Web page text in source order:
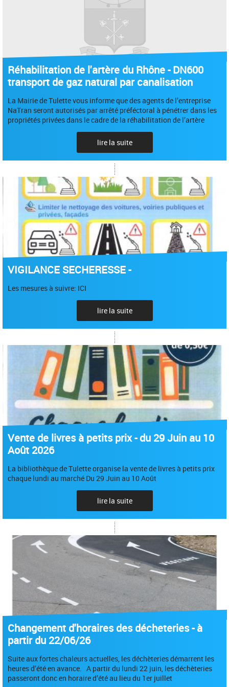
Réhabilitation de l'artère du Rhône - DN600
transport de gaz natural par canalisation
La Mairie de Tulette vous informe que des agents de l’entreprise
NaTran seront autorisés par arrêté préféctoral à pénétrer dans les
propriétés privées dans le cadre de la réhabilitation de l’artère
lire la suite
VIGILANCE SECHERESSE -
Les mesures à suivre: ICI
lire la suite
Vente de livres à petits prix - du 29 Juin au 10
Août 2026
La bibliothèque de Tulette organise la vente de livres à petits prix
chaque lundi au marché Du 29 Juin au 10 Août
lire la suite
Changement d'horaires des décheteries - à
partir du 22/06/26
Suite aux fortes chaleurs actuelles, les déchèteries démarrent les
heures d’été en avance. A partir du lundi 22 juin, les déchèteries
passeront donc en horaire d’été au lieu du 1er juillet